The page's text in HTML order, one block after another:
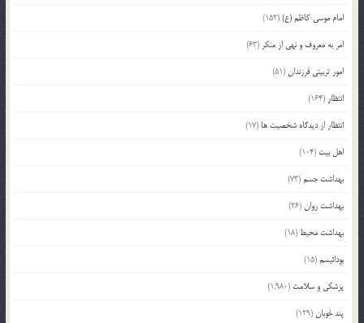
امام موسی کاظم (ع)(152)
امر به معروف و نهی از منکر (63)
امور تربیتی فرزندان(51)
انتظار (164)
انتظار از دیدگاه شخصیت ها (17)
اهل بیت (104)
بهداشت جسم(73)
بهداشت روان(26)
بهداشت محیط (18)
بودائیسم(15)
پزشکی و سلامت (1,980)
پند خوبان(129)